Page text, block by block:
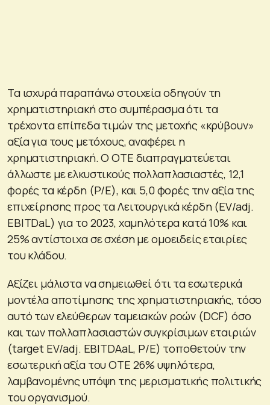
Τα ισχυρά παραπάνω στοιχεία οδηγούν τη
χρηματιστηριακή στο συμπέρασμα ότι τα
τρέχοντα επίπεδα τιμών της μετοχής «κρύβουν»
αξία για τους μετόχους, αναφέρει η
χρηματιστηριακή. Ο ΟΤΕ διαπραγματεύεται
άλλωστε με ελκυστικούς πολλαπλασιαστές, 12,1
φορές τα κέρδη (P/E), και 5,0 φορές την αξία της
επιχείρησης προς τα Λειτουργικά κέρδη (EV/adj.
EBITDaL) για το 2023, χαμηλότερα κατά 10% και
25% αντίστοιχα σε σχέση με ομοειδείς εταιρίες
του κλάδου.
Αξίζει μάλιστα να σημειωθεί ότι τα εσωτερικά
μοντέλα αποτίμησης της χρηματιστηριακής, τόσο
αυτό των ελεύθερων ταμειακών ροών (DCF) όσο
και των πολλαπλασιαστών συγκρίσιμων εταιριών
(target EV/adj. EBITDAaL, P/E) τοποθετούν την
εσωτερική αξία του ΟΤΕ 26% υψηλότερα,
λαμβανομένης υπόψη της μερισματικής πολιτικής
του οργανισμού.